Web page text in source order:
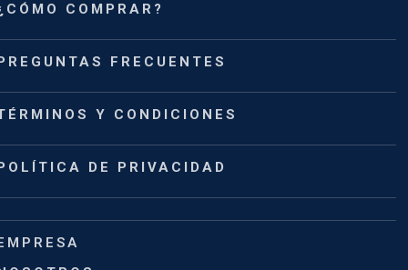
COMPRAR?
FRECUENTES
Y CONDICIONES
DE PRIVACIDAD